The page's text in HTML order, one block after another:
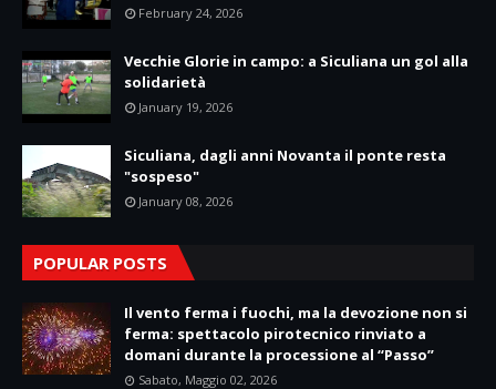
February 24, 2026
Vecchie Glorie in campo: a Siculiana un gol alla
solidarietà
January 19, 2026
Siculiana, dagli anni Novanta il ponte resta
"sospeso"
January 08, 2026
POPULAR POSTS
Il vento ferma i fuochi, ma la devozione non si
ferma: spettacolo pirotecnico rinviato a
domani durante la processione al “Passo”
Sabato, Maggio 02, 2026